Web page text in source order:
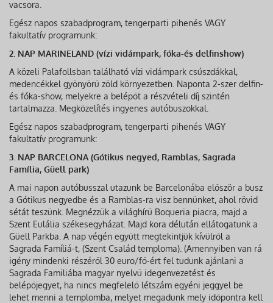
vacsora.
Egész napos szabadprogram, tengerparti pihenés VAGY
fakultatív programunk:
2. NAP MARINELAND (vízi vidámpark, fóka-és delfinshow)
A közeli Palafollsban található vízi vidámpark csúszdákkal,
medencékkel gyönyörű zöld környezetben. Naponta 2-szer delfin-
és fóka-show, melyekre a belépőt a részvételi díj szintén
tartalmazza. Megközelítés ingyenes autóbuszokkal.
Egész napos szabadprogram, tengerparti pihenés VAGY
fakultatív programunk:
3. NAP BARCELONA (Gótikus negyed, Ramblas, Sagrada
Família, Güell park)
A mai napon autóbusszal utazunk be Barcelonába először a busz
a Gótikus negyedbe és a Ramblas-ra visz bennünket, ahol rövid
sétát teszünk. Megnézzük a világhírű Boqueria piacra, majd a
Szent Eulália székesegyházat. Majd kora délután ellátogatunk a
Güell Parkba. A nap végén együtt megtekintjük kívülről a
Sagrada Famíliá-t, (Szent Család temploma). (Amennyiben van rá
igény mindenki részéről 30 euro/fő-ért fel tudunk ajánlani a
Sagrada Familiába magyar nyelvű idegenvezetést és
belépőjegyet, ha nincs megfelelő létszám egyéni jeggyel be
lehet menni a templomba, melyet megadunk mely időpontra kell